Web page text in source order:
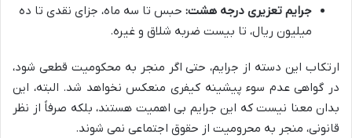
جرایم تعزیری درجه هشت: حبس تا سه ماه، جزای نقدی تا ده
میلیون ریال، تا بیست ضربه شلاق و غیره.
ارتکاب این دسته از جرایم، حتی اگر منجر به محکومیت قطعی شود،
در گواهی عدم سوء پیشینه کیفری منعکس نخواهد شد. البته، این
بدان معنا نیست که این جرایم بی اهمیت هستند، بلکه صرفاً از نظر
قانونی، منجر به محرومیت از حقوق اجتماعی نمی شوند.